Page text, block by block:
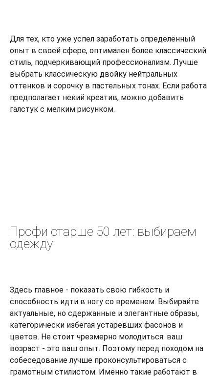
Для тех, кто уже успел заработать определённый
опыт в своей сфере, оптимален более классический
стиль, подчеркивающий профессионализм. Лучше
выбрать классическую двойку нейтральных
оттенков и сорочку в пастельных тонах. Если работа
предполагает некий креатив, можно добавить
галстук с мелким рисунком.
Профи старше 50 лет: выбираем
одежду
Здесь главное - показать свою гибкость и
способность идти в ногу со временем. Выбирайте
актуальные, но сдержанные и элегантные образы,
категорически избегая устаревших фасонов и
цветов. Не стоит чрезмерно молодиться: ваш
возраст - это ваш опыт. Поэтому перед походом на
собеседование лучше проконсультироваться с
грамотным стилистом. Именно такие работают в